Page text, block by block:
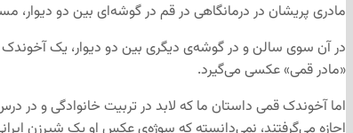
مادری پریشان در درمانگاهی در قم در گوشه‌ای بین دو
در آن سوی سالن و در گوشه‌ی دیگری بین دو دیوار، یک
«مادر قمی» عکسی می‌گیرد.
اما آخوندک قمی داستان ما که لابد در تربیت خانوادگی و در